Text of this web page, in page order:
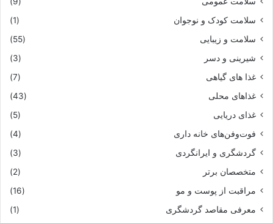
سلامت کودک و نوجوان
(1)
سلامت و زیبایی
(55)
شیرینی و دسر
(3)
غذا های گیاهی
(7)
غذاهای محلی
(43)
غذای دریایی
(5)
فوت‌وفن‌های خانه داری
(4)
گردشگری و ایرانگردی
(3)
متخصصان برتر
(2)
مراقبت از پوست و مو
(16)
معرفی مقاصد گردشگری
(1)